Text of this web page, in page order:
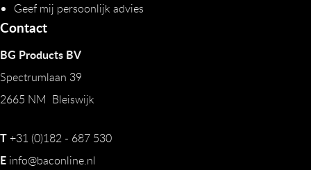
Geef mij persoonlijk advies
Contact
BG Products BV
Spectrumlaan 39
2665 NM Bleiswijk
T+31 (0)182 - 687 530
E info@baconline.nl